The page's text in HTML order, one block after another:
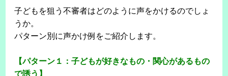
子どもを狙う不審者はどのように声をかけるのでしょ
うか。
パターン別に声かけ例をご紹介します。
【パターン１：子どもが好きなもの・関心があるもの
で誘う】